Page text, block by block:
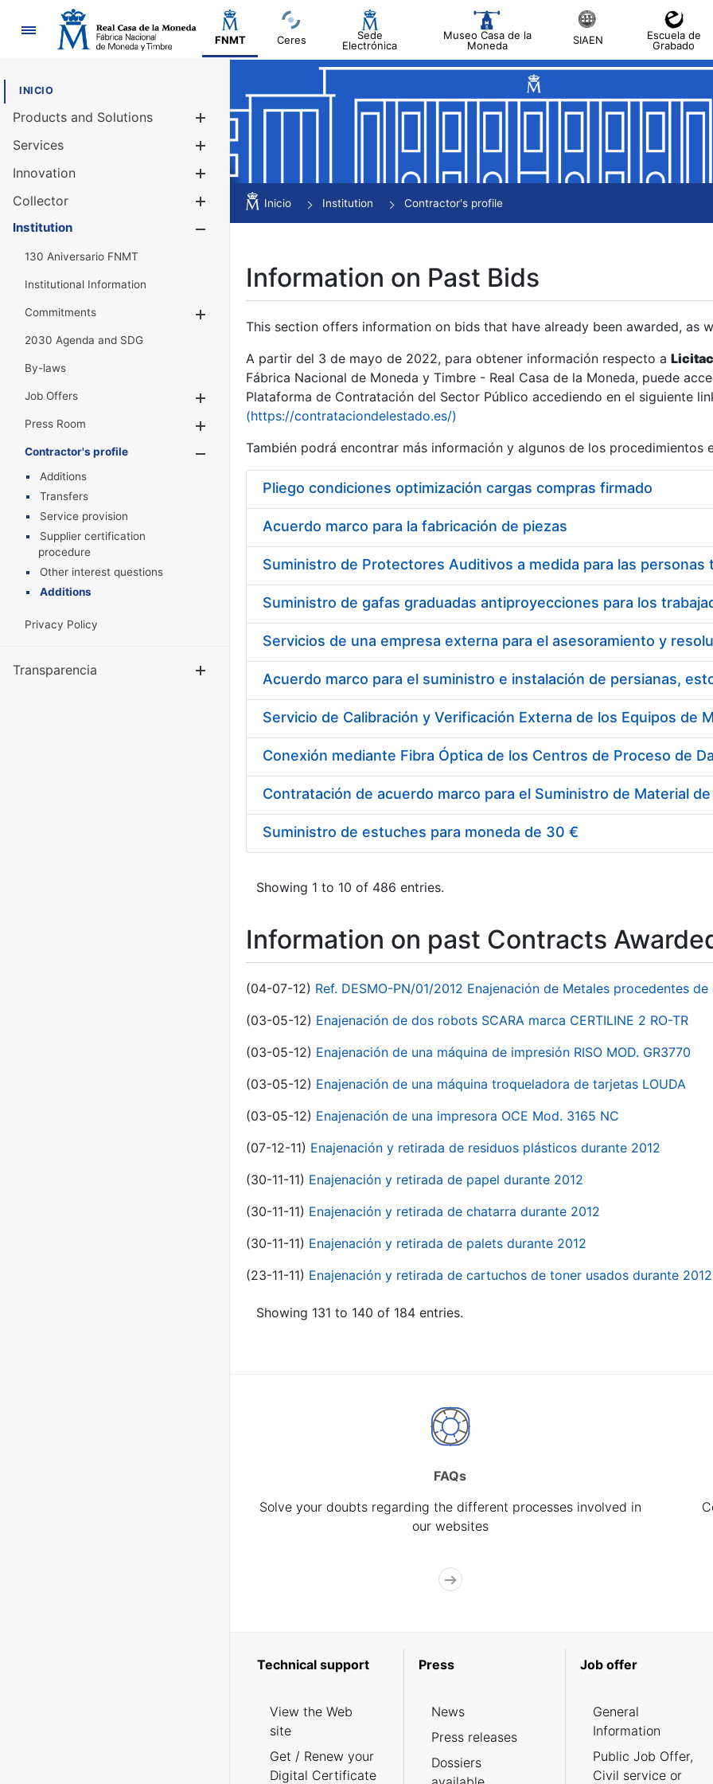
Navigation
FNMT Ceres
Sede
Electrónica
Museo Casa de la
Moneda
SIAEN
Escuela de
Grabado
INICIO
Products and Solutions
Services
Innovation
Collector
Show/Hide
Institution
130 Aniversario FNMT
Institutional Information
Commitments
2030 Agenda and SDG
By-laws
Job Offers
Show/Hide
Press Room
Show/Hide
Contractor's profile
Show/Hide
Additions
Transfers
Service provision
Supplier certification
procedure
Other interest questions
Additions
Privacy Policy
Transparencia Show/Hide
Inicio Institution Contractor's profile
Information on Past Bids
This section offers information on bids that have already been awarded, as
A partir del 3 de mayo de 2022, para obtener información respecto a
Fábrica Nacional de Moneda y Timbre - Real Casa de la Moneda, puede
Plataforma de Contratación del Sector Público accediendo en el siguiente
(https://contrataciondelestado.es/)
También podrá encontrar más información y algunos de los procedimientos
Pliego condiciones optimización cargas compras firmado
Acuerdo marco para la fabricación de piezas
Acuerdo marco para el suministro e instalación de persianas,
Suministro de estuches para moneda de 30 €
Showing 1 to 10 of 486 entries.
Information on past Contracts
(04-07-12) Ref. DESMO-PN/01/2012 Enajenación de Metales procedentes
(03-05-12) Enajenación de dos robots SCARA marca CERTILINE 2 RO-TR
(03-05-12) Enajenación de una máquina de impresión RISO MOD. GR3770
(03-05-12) Enajenación de una máquina troqueladora de tarjetas LOUDA
(03-05-12) Enajenación de una impresora OCE Mod. 3165 NC
(07-12-11) Enajenación y retirada de residuos plásticos durante 2012
(30-11-11) Enajenación y retirada de papel durante 2012
(30-11-11) Enajenación y retirada de chatarra durante 2012
(30-11-11) Enajenación y retirada de palets durante 2012
(23-11-11) Enajenación y retirada de cartuchos de toner usados durante 2012
Showing 131 to 140 of 184 entries.
FAQs
Solve your doubts regarding the different processes involved in
our websites
Technical support
View the Web
site
Get / Renew your
Digital Certificate
Press
News
Press releases
Dossiers
Job offer
General
Information
Public Job Offer,
Civil service or